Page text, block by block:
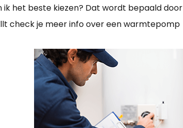
het beste kiezen? Dat wordt bepaald door
check je meer info over een warmtepomp